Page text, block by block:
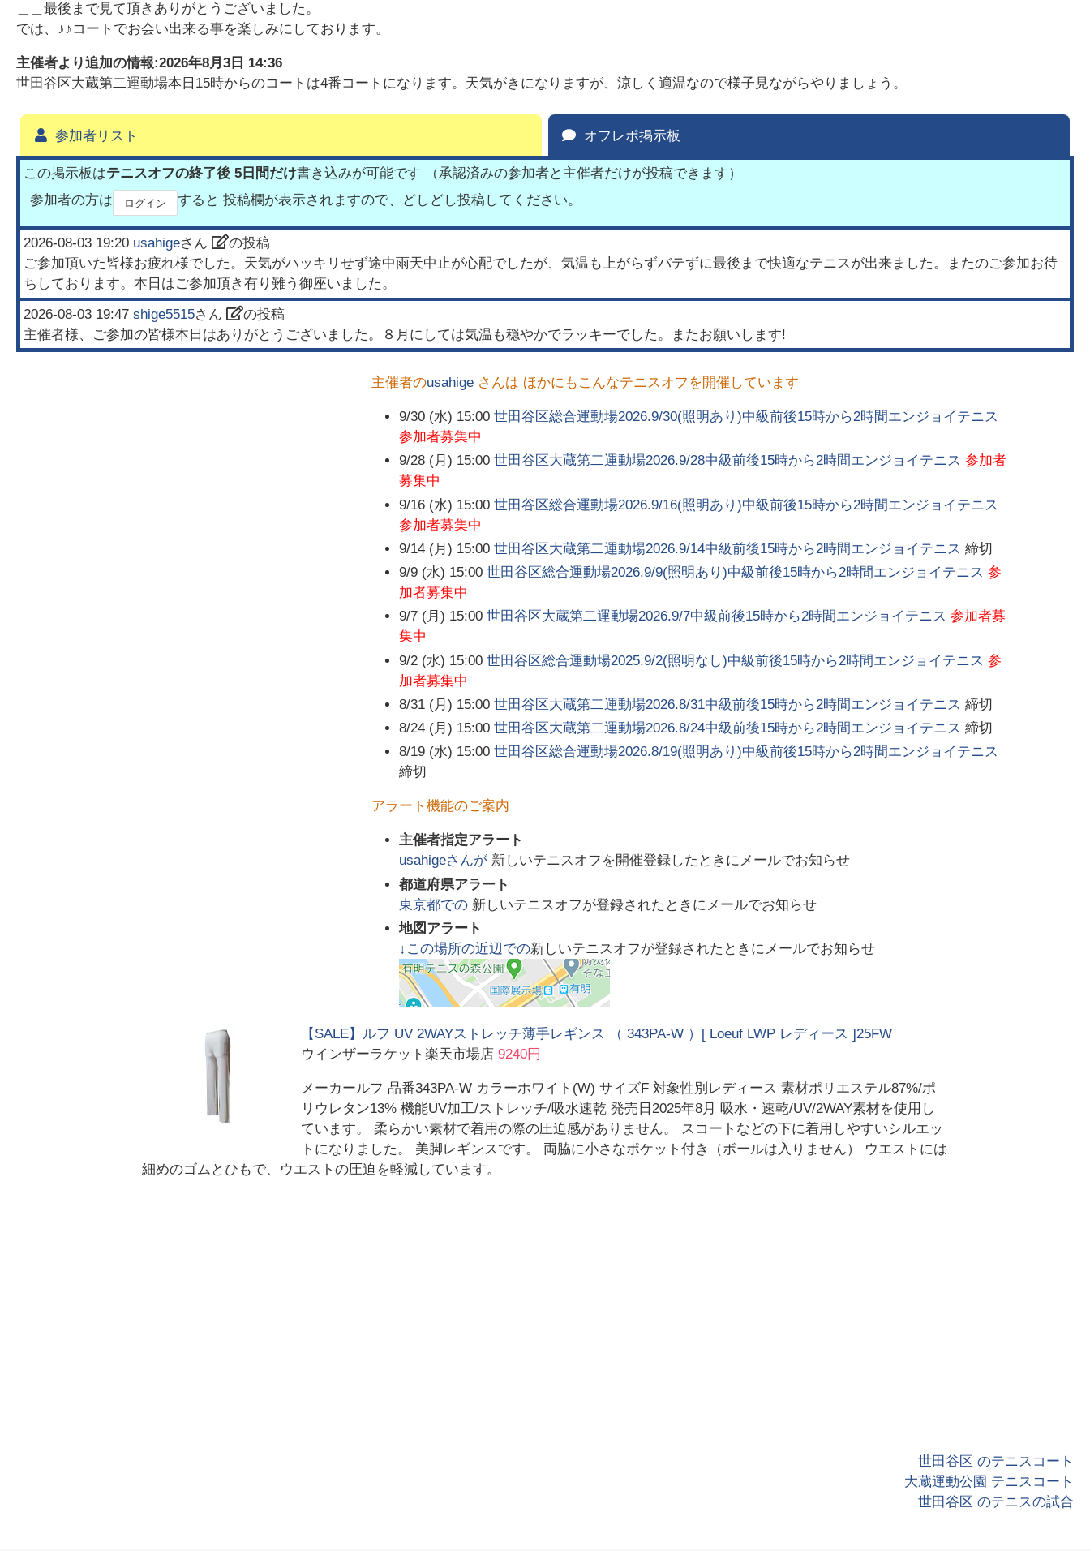
＿＿最後まで見て頂きありがとうございました。
では、♪♪コートでお会い出来る事を楽しみにしております。
主催者より追加の情報:2026年8月3日 14:36
世田谷区大蔵第二運動場本日15時からのコートは4番コートになります。天気がきになりますが、涼しく適温なので様子見ながらやりましょう。
参加者リスト オフレポ掲示板
この掲示板はテニスオフの終了後 5日間だけ書き込みが可能です （承認済みの参加者と主催者だけが投稿できます）
参加者の方は
ログイン すると 投稿欄が表示されますので、どしどし投稿してください。
2026-08-03 19:20 usahigeさん
の投稿
ご参加頂いた皆様お疲れ様でした。天気がハッキリせず途中雨天中止が心配でしたが、気温も上がらずバテずに最後まで快適なテニスが出来ました。またのご参加お待
ちしております。本日はご参加頂き有り難う御座いました。
2026-08-03 19:47 shige5515さん
の投稿
主催者様、ご参加の皆様本日はありがとうございました。８月にしては気温も穏やかでラッキーでした。またお願いします!
主催者のusahige さんは ほかにもこんなテニスオフを開催しています
9/30 (水) 15:00 世田谷区総合運動場2026.9/30(照明あり)中級前後15時から2時間エンジョイテニス
参加者募集中
9/28 (月) 15:00 世田谷区大蔵第二運動場2026.9/28中級前後15時から2時間エンジョイテニス 参加者
募集中
9/16 (水) 15:00 世田谷区総合運動場2026.9/16(照明あり)中級前後15時から2時間エンジョイテニス
参加者募集中
9/14 (月) 15:00 世田谷区大蔵第二運動場2026.9/14中級前後15時から2時間エンジョイテニス 締切
9/9 (水) 15:00 世田谷区総合運動場2026.9/9(照明あり)中級前後15時から2時間エンジョイテニス 参
加者募集中
9/7 (月) 15:00 世田谷区大蔵第二運動場2026.9/7中級前後15時から2時間エンジョイテニス 参加者募
集中
9/2 (水) 15:00 世田谷区総合運動場2025.9/2(照明なし)中級前後15時から2時間エンジョイテニス 参
加者募集中
8/31 (月) 15:00 世田谷区大蔵第二運動場2026.8/31中級前後15時から2時間エンジョイテニス 締切
8/24 (月) 15:00 世田谷区大蔵第二運動場2026.8/24中級前後15時から2時間エンジョイテニス 締切
8/19 (水) 15:00 世田谷区総合運動場2026.8/19(照明あり)中級前後15時から2時間エンジョイテニス
締切
アラート機能のご案内
主催者指定アラート
usahigeさんが 新しいテニスオフを開催登録したときにメールでお知らせ
都道府県アラート
東京都での 新しいテニスオフが登録されたときにメールでお知らせ
地図アラート
↓この場所の近辺での新しいテニスオフが登録されたときにメールでお知らせ
【SALE】ルフ UV 2WAYストレッチ薄手レギンス （ 343PA-W ）[ Loeuf LWP レディース ]25FW
ウインザーラケット楽天市場店 9240円
メーカールフ 品番343PA-W カラーホワイト(W) サイズF 対象性別レディース 素材ポリエステル87%/ポ
リウレタン13% 機能UV加工/ストレッチ/吸水速乾 発売日2025年8月 吸水・速乾/UV/2WAY素材を使用し
ています。 柔らかい素材で着用の際の圧迫感がありません。 スコートなどの下に着用しやすいシルエッ
トになりました。 美脚レギンスです。 両脇に小さなポケット付き（ボールは入りません） ウエストには
細めのゴムとひもで、ウエストの圧迫を軽減しています。
世田谷区 のテニスコート
大蔵運動公園 テニスコート
世田谷区 のテニスの試合